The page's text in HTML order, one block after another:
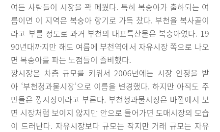
여든 사람들이 시장을 꽉 메웠다. 특히 복숭아가 출하되는 여
름이면 이 지역은 복숭아 향기로 가득 찼다. 부천을 복사골이
라고 부를 정도로 과거 부천의 대표특산물은 복숭아였다. 19
90년대까지만 해도 여름에 부천역에서 자유시장 쪽으로 나오
면 복숭아를 파는 노점들이 즐비했다.
깡시장은 차츰 규모를 키워서 2006년에는 시장 인정을 받
아 ‘부천청과물시장’으로 이름을 변경했다. 하지만 아직도 주
민들은 깡시장이라고 부른다. 부천청과물시장은 바깥에서 보
면 시장처럼 보이지 않지만 안으로 들어가면 도매시장의 모습
이 드러난다. 자유시장보다 규모는 작지만 거래 규모는 자유